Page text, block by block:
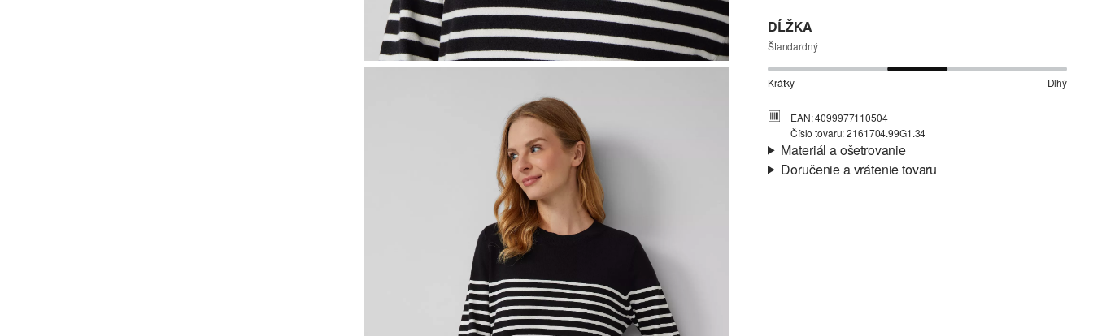
DĹŽKA
Štandardný
Krátky Dlhý
EAN: 4099977110504
Číslo tovaru: 2161704.99G1.34
Materiál a ošetrovanie
Doručenie a vrátenie tovaru